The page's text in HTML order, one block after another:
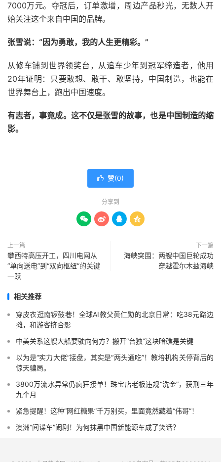
7000万元。夺冠后，订单激增，周边产品秒光，无数人开
始关注这个来自中国的品牌。
张雪说：“因为勇敢，我的人生更精彩。”
从修车铺到世界领奖台，从追车少年到冠军缔造者，他用
20年证明：只要敢想、敢干、敢坚持，中国制造，也能在
世界舞台上，跑出中国速度。
有志者，事竟成。这不仅是张雪的故事，也是中国制造的缩
影。
 赞(0)
分享到
   
上一篇
攀西特高压开工，四川电网从
“单向送电”到“双向枢纽”的关键
一跃
下一篇
海峡突围：两艘中国巨轮成功
穿越霍尔木兹海峡
相关推荐
穿皮衣逛南锣鼓巷！全球AI教父黄仁勋的北京日常：吃38元路边
摊，和游客挤合影
中美关系这艘大船要驶向何方？搬开“台独”这块暗礁是关键
以为是“实力大佬”接盘，其实是“两头通吃”！教培机构关停背后的
惊天骗局。
3800万流水异常仍疯狂接单！珠宝店老板违规“洗金”，获刑三年
九个月
紧急提醒！这种“网红糖果”千万别买，里面竟然藏着“伟哥”！
澳洲“间谍车”闹剧！为何抹黑中国新能源车成了笑话？